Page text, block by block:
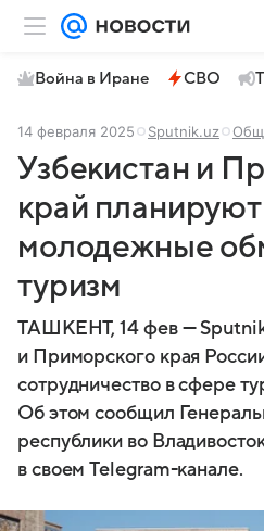
Война в Иране СВО
14 февраля 2025 Sputnik.uz
Узбекистан и
край планируют
молодежные
туризм
ТАШКЕНТ, 14 фев — Sputnik.
и Приморского края
сотрудничество в сфере
Об этом сообщил
республики во
в своем Telegram-канале.